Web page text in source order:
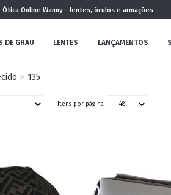
Ótica Online Wanny - lentes, óculos e armações
DE GRAU LENTES LANÇAMENTOS
COLEÇÃO
135
Itens por página: